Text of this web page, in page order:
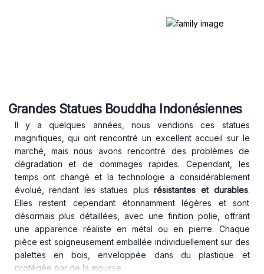
Grandes Statues Bouddha Indonésiennes
Il y a quelques années, nous vendions ces statues
magnifiques, qui ont rencontré un excellent accueil sur le
marché, mais nous avons rencontré des problèmes de
dégradation et de dommages rapides. Cependant, les
temps ont changé et la technologie a considérablement
évolué, rendant les statues plusrésistantes et durables.
Elles restent cependant étonnamment légères et sont
désormais plus détaillées, avec une finition polie, offrant
une apparence réaliste en métal ou en pierre. Chaque
pièce est soigneusement emballée individuellement sur des
palettes en bois, enveloppée dans du plastique et
protégée par de la mousse.